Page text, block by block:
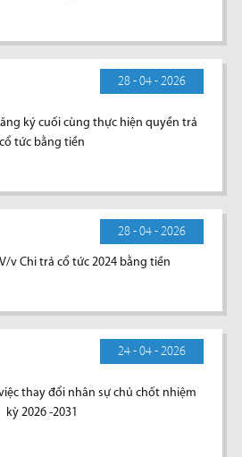
28 - 04 - 2026
ký cuối cùng thực hiện quyền trả
cổ tức bằng tiền
28 - 04 - 2026
V/v Chi trả cổ tức 2024 bằng tiền
24 - 04 - 2026
thay đổi nhân sự chủ chốt nhiệm
kỳ 2026 -2031